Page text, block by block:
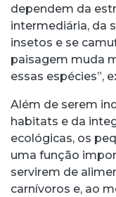
dependem da
intermediária, da
insetos e se
paisagem muda
essas espécies”,
Além de serem
habitats e da
ecológicas, os
uma função
servirem de
carnívoros e, ao